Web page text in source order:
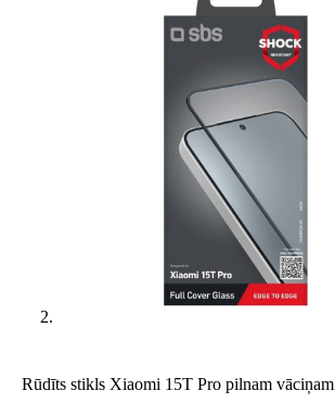
Rūdīts stikls Xiaomi 15T Pro pilnam vāciņam